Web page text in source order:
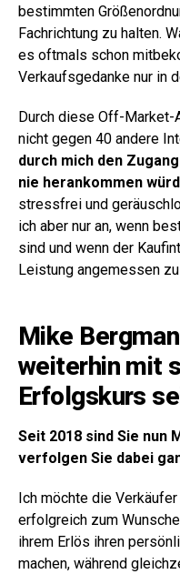
bestimmten
Fachrichtung zu halten.
es oftmals schon
Verkaufsgedanke nur in
Durch diese Off-
nicht gegen 40 andere
durch mich den
nie herankommen
stressfrei und
ich aber nur an, wenn
sind und wenn der
Leistung angemessen
Mike
weiterhin mit
Erfolgskurs
Seit 2018 sind Sie nun
verfolgen Sie dabei
Ich möchte die
erfolgreich zum
ihrem Erlös ihren
machen, während